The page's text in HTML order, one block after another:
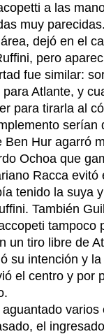
a las
muy
dejó en el
pero
fue similar:
Atlante, y
para tirarla al
serían
Hur agarró
Ochoa que
Racca evitó
tenido la suya
También
tampoco
un tiro libre de
su intención y
el centro y por
el